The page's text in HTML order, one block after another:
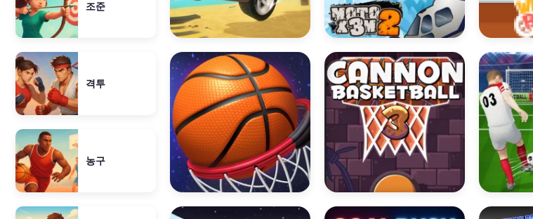
조준
격투
농구